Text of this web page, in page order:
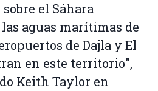
el Sáhara
aguas marítimas de
de Dajla y El
en este territorio",
Keith Taylor en